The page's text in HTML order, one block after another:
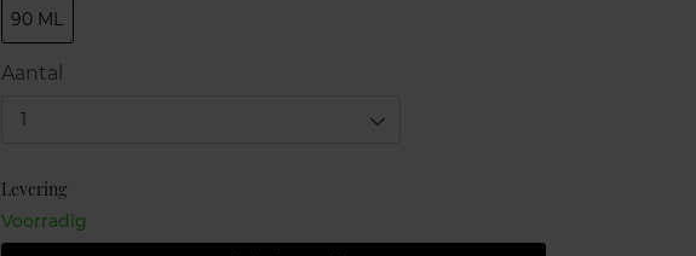
90 ML
Aantal
1
Levering
Voorradig